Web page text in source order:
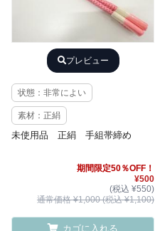
プレビュー
状態：非常によい
素材：正絹
未使用品 正絹 手組帯締め
期間限定50％OFF！
¥500
(税込 ¥550)
通常価格 ¥1,000 (税込 ¥1,100)
カゴに入れる